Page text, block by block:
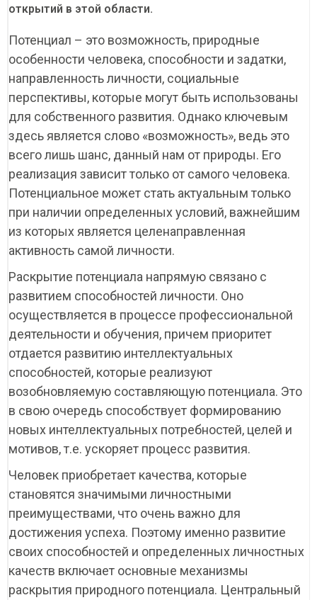
открытий в этой области.
Потенциал – это возможность, природные
особенности человека, способности и задатки,
направленность личности, социальные
перспективы, которые могут быть использованы
для собственного развития. Однако ключевым
здесь является слово «возможность», ведь это
всего лишь шанс, данный нам от природы. Его
реализация зависит только от самого человека.
Потенциальное может стать актуальным только
при наличии определенных условий, важнейшим
из которых является целенаправленная
активность самой личности.
Раскрытие потенциала напрямую связано с
развитием способностей личности. Оно
осуществляется в процессе профессиональной
деятельности и обучения, причем приоритет
отдается развитию интеллектуальных
способностей, которые реализуют
возобновляемую составляющую потенциала. Это
в свою очередь способствует формированию
новых интеллектуальных потребностей, целей и
мотивов, т.е. ускоряет процесс развития.
Человек приобретает качества, которые
становятся значимыми личностными
преимуществами, что очень важно для
достижения успеха. Поэтому именно развитие
своих способностей и определенных личностных
качеств включает основные механизмы
раскрытия природного потенциала. Центральный